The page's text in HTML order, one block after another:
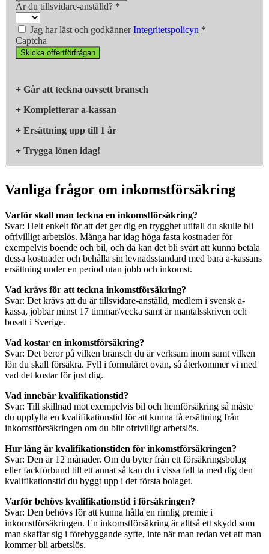
Är du tillsvidare-anställd? *
Jag har läst och godkännerIntegritetspolicyn *
Captcha
Skicka offertförfrågan
+ Går att teckna oavsett bransch
+ Kompletterar a-kassan
+ Ersättning upp till 1 år
+ Trygga lönen idag!
Vanliga frågor om inkomstförsäkring
Varför skall man teckna en inkomstförsäkring?
Svar: Helt enkelt för att det ger dig en trygghet utifall du skulle bli
ofrivilligt arbetslös. Många har idag höga fasta kostnader för
exempelvis boende och bil, och då kan det bli svårt att kunna betala
dessa kostnader och behålla sin levnadsstandard med bara a-kassans
ersättning under en period utan jobb och inkomst.
Vad krävs för att teckna inkomstförsäkring?
Svar: Det krävs att du är tillsvidare-anställd, medlem i svensk a-
kassa, jobbar minst 17 timmar/vecka samt är mantalsskriven och
bosatt i Sverige.
Vad kostar en inkomstförsäkring?
Svar: Det beror på vilken bransch du är verksam inom samt vilken
lön du skall försäkra. Fyll i formuläret ovan, så återkommer vi med
vad det kostar för just dig.
Vad innebär kvalifikationstid?
Svar: Till skillnad mot exempelvis bil och hemförsäkring så måste
du uppfylla en kvalifikationstid för att kunna få ersättning från
inkomstförsäkringen om du blir ofrivilligt arbetslös.
Hur lång är kvalifikationstiden för inkomstförsäkringen?
Svar: Den är 12 månader. Om du byter från ett försäkringsbolag
eller fackförbund till ett annat så kan du i vissa fall ta med dig den
kvalifikationstid du byggt upp i det första bolaget.
Varför behövs kvalifikationstid i försäkringen?
Svar: Den behövs för att kunna hålla en rimlig premie i
inkomstförsäkringen. En inkomstförsäkring är alltså ett skydd som
man skaffar sig i förebyggande syfte, inte när man redan vet att man
kommer bli arbetslös.